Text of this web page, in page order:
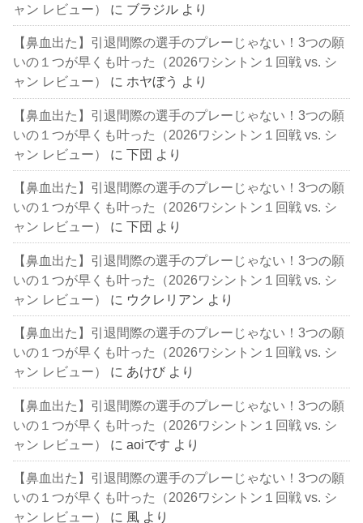
ャン レビュー）
に ブラジル より
【鼻血出た】引退間際の選手のプレーじゃない！3つの願
いの１つが早くも叶った（2026ワシントン１回戦 vs. シ
ャン レビュー）
に ホヤぼう より
【鼻血出た】引退間際の選手のプレーじゃない！3つの願
いの１つが早くも叶った（2026ワシントン１回戦 vs. シ
ャン レビュー）
に下団 より
【鼻血出た】引退間際の選手のプレーじゃない！3つの願
いの１つが早くも叶った（2026ワシントン１回戦 vs. シ
ャン レビュー）
に下団 より
【鼻血出た】引退間際の選手のプレーじゃない！3つの願
いの１つが早くも叶った（2026ワシントン１回戦 vs. シ
ャン レビュー）
に ウクレリアン より
【鼻血出た】引退間際の選手のプレーじゃない！3つの願
いの１つが早くも叶った（2026ワシントン１回戦 vs. シ
ャン レビュー）
に あけび より
【鼻血出た】引退間際の選手のプレーじゃない！3つの願
いの１つが早くも叶った（2026ワシントン１回戦 vs. シ
ャン レビュー）
にaoiです より
【鼻血出た】引退間際の選手のプレーじゃない！3つの願
いの１つが早くも叶った（2026ワシントン１回戦 vs. シ
ャン レビュー）
に 風 より